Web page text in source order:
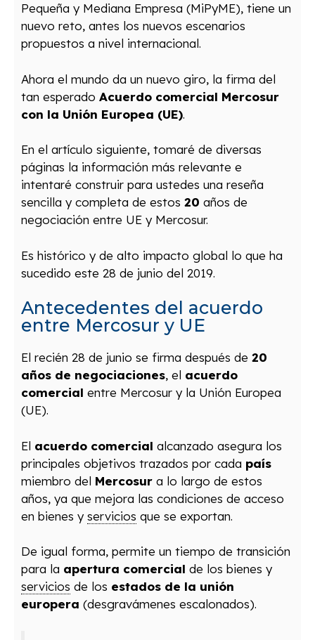
Pequeña y Mediana Empresa (MiPyME), tiene un
nuevo reto, antes los nuevos escenarios
propuestos a nivel internacional.
Ahora el mundo da un nuevo giro, la firma del
tan esperado Acuerdo comercial Mercosur
con la Unión Europea (UE).
En el artículo siguiente, tomaré de diversas
páginas la información más relevante e
intentaré construir para ustedes una reseña
sencilla y completa de estos 20 años de
negociación entre UE y Mercosur.
Es histórico y de alto impacto global lo que ha
sucedido este 28 de junio del 2019.
Antecedentes del acuerdo
entre Mercosur y UE
El recién 28 de junio se firma después de 20
años de negociaciones, el acuerdo
comercial entre Mercosur y la Unión Europea
(UE).
El acuerdo comercial alcanzado asegura los
principales objetivos trazados por cada país
miembro del Mercosur a lo largo de estos
años, ya que mejora las condiciones de acceso
en bienes y servicios que se exportan.
De igual forma, permite un tiempo de transición
para la apertura comercial de los bienes y
servicios de los estados de la unión
europera (desgravámenes escalonados).